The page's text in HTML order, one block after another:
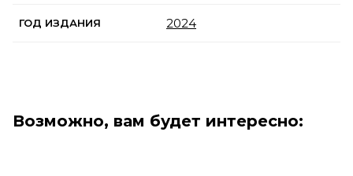
ГОД ИЗДАНИЯ 2024
Возможно, вам будет интересно: